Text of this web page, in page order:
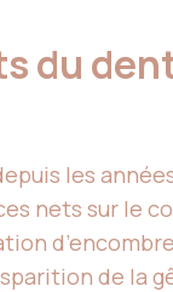
du
les
nets sur le
de la